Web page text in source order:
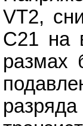
VT2,
C21 на
размах